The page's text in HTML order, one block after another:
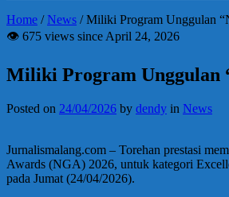
Home /News /Miliki Program Unggulan
👁 675 views since April 24, 2026
Miliki Program Unggulan
Posted on 24/04/2026 by dendy in News
Jurnalismalang.com – Torehan prestasi
Awards (NGA) 2026, untuk kategori
pada Jumat (24/04/2026).